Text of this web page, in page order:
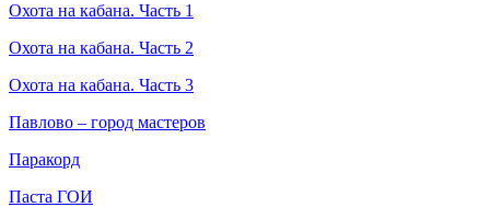
Охота на кабана. Часть 1
Охота на кабана. Часть 2
Охота на кабана. Часть 3
Павлово – город мастеров
Паракорд
Паста ГОИ